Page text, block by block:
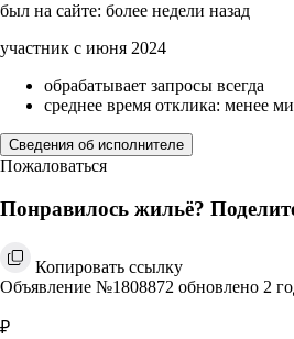
был на сайте: более недели назад
участник с июня 2024
обрабатывает запросы всегда
среднее время отклика: менее
Сведения об исполнителе
Пожаловаться
Понравилось жильё?
Копировать ссылку
Объявление №1808872 обновлено 2
₽